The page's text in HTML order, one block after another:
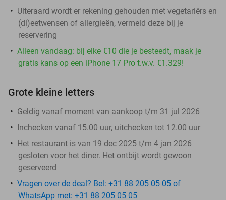
Uiteraard wordt er rekening gehouden met vegetariërs en
(di)eetwensen of allergieën, vermeld deze bij je
reservering​
Alleen vandaag: bij elke €10 die je besteedt, maak je
gratis kans op een iPhone 17 Pro t.w.v. €1.329!
Grote kleine letters
Geldig vanaf moment van aankoop t/m 31 jul 2026
Inchecken vanaf 15.00 uur, uitchecken tot 12.00 uur
Het restaurant is van 19 dec 2025 t/m 4 jan 2026
gesloten voor het diner. Het ontbijt wordt gewoon
geserveerd
Vragen over de deal? Bel: +31 88 205 05 05 of
WhatsApp met: +31 88 205 05 05